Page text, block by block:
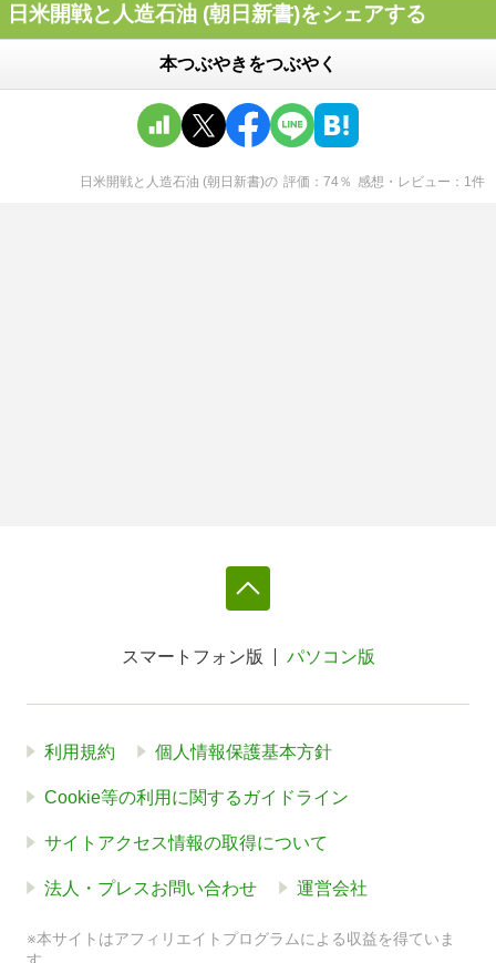
日米開戦と人造石油 (朝日新書)をシェアする
本つぶやきをつぶやく
日米開戦と人造石油 (朝日新書)の 評価 74％ 感想・レビュー 1 件
スマートフォン版 パソコン版
利用規約 個人情報保護基本方針
Cookie等の利用に関するガイドライン
サイトアクセス情報の取得について
法人・プレスお問い合わせ 運営会社
※本サイトはアフィリエイトプログラムによる収益を得ていま
す